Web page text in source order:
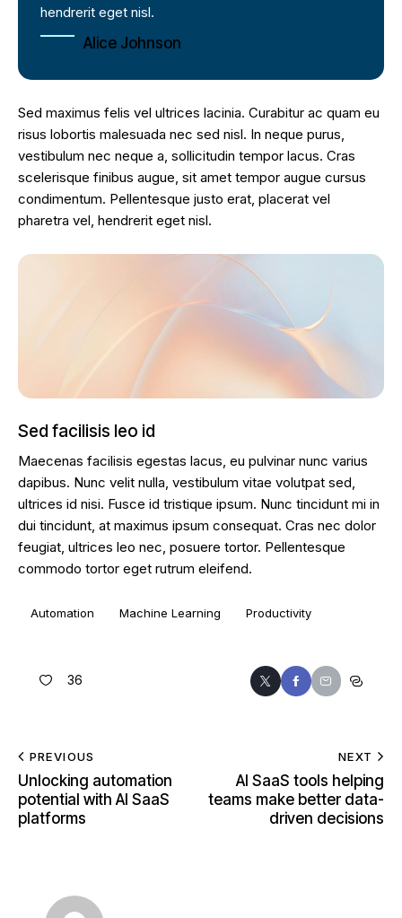
hendrerit eget nisl.
Alice Johnson
Sed maximus felis vel ultrices lacinia. Curabitur ac quam eu
risus lobortis malesuada nec sed nisl. In neque purus,
vestibulum nec neque a, sollicitudin tempor lacus. Cras
scelerisque finibus augue, sit amet tempor augue cursus
condimentum. Pellentesque justo erat, placerat vel
pharetra vel, hendrerit eget nisl.
Sed facilisis leo id
Maecenas facilisis egestas lacus, eu pulvinar nunc varius
dapibus. Nunc velit nulla, vestibulum vitae volutpat sed,
ultrices id nisi. Fusce id tristique ipsum. Nunc tincidunt mi in
dui tincidunt, at maximus ipsum consequat. Cras nec dolor
feugiat, ultrices leo nec, posuere tortor. Pellentesque
commodo tortor eget rutrum eleifend.
Automation Machine Learning Productivity
36
PREVIOUS
Unlocking automation
potential with AI SaaS
platforms
NEXT
AI SaaS tools helping
teams make better data-
driven decisions